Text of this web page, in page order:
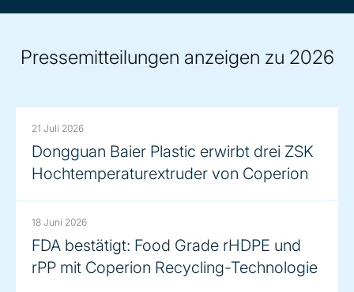
Pressemitteilungen anzeigen zu 2026
21 Juli 2026
Dongguan Baier Plastic erwirbt drei ZSK
Hochtemperaturextruder von Coperion
18 Juni 2026
FDA bestätigt: Food Grade rHDPE und
rPP mit Coperion Recycling-Technologie